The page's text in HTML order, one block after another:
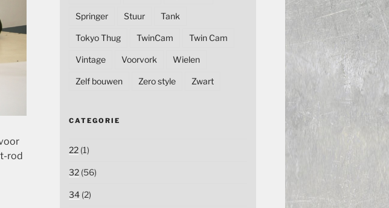
rod
Springer Stuur Tank
Tokyo Thug TwinCam Twin Cam
Vintage Voorvork Wielen
Zelf bouwen Zero style Zwart
CATEGORIE
22(1)
32(56)
34(2)